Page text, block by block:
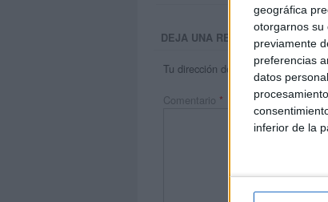
geográfica
otorgarnos su
previamente
preferencias
datos
inferior de la
DEJA UNA RESPUESTA
Tu dirección de correo electrónico
Comentario *